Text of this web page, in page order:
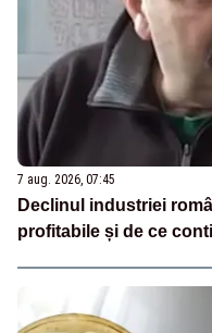
7 aug. 2026, 07:45
Declinul industriei
profitabile și de ce